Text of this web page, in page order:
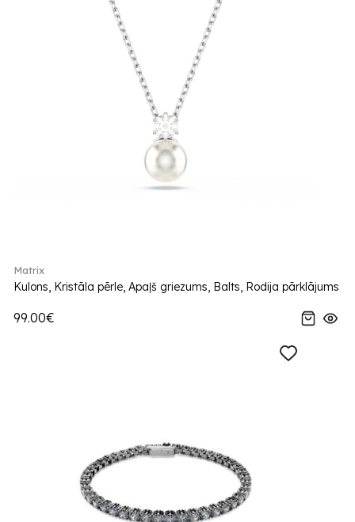
Matrix
Kulons, Kristāla pērle, Apaļš griezums, Balts, Rodija pārklājums
99.00€